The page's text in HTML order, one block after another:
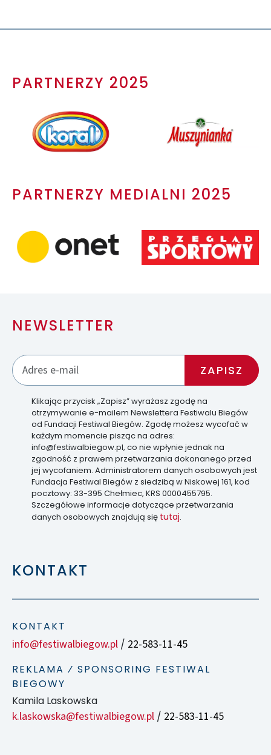
PARTNERZY 2025
PARTNERZY MEDIALNI 2025
NEWSLETTER
Klikając przycisk „Zapisz” wyrażasz zgodę na
otrzymywanie e-mailem Newslettera Festiwalu Biegów
od Fundacji Festiwal Biegów. Zgodę możesz wycofać w
każdym momencie pisząc na adres:
info@festiwalbiegow.pl, co nie wpłynie jednak na
zgodność z prawem przetwarzania dokonanego przed
jej wycofaniem. Administratorem danych osobowych jest
Fundacja Festiwal Biegów z siedzibą w Niskowej 161, kod
pocztowy: 33-395 Chełmiec, KRS 0000455795.
Szczegółowe informacje dotyczące przetwarzania
danych osobowych znajdują się tutaj.
KONTAKT
KONTAKT
info@festiwalbiegow.pl / 22-583-11-45
REKLAMA ⁄ SPONSORING FESTIWAL
BIEGOWY
Kamila Laskowska
k.laskowska@festiwalbiegow.pl / 22-583-11-45